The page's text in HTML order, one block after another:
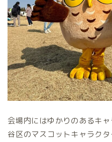
会場内にはゆかりのあるキ
谷区のマスコットキャラク